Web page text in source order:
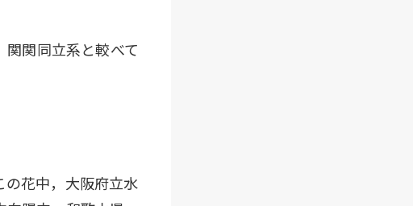
関同立系と較べて
花中，大阪府立水